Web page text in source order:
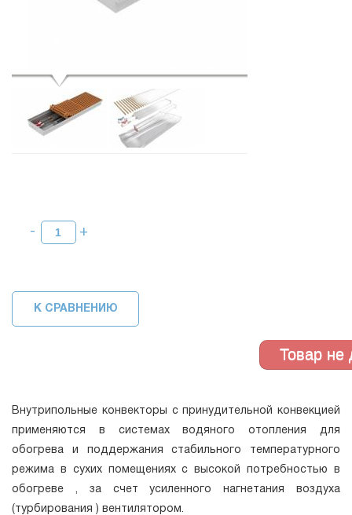
К СРАВНЕНИЮ
Внутрипольные конвекторы с принудительной конвекцией
применяются в системах водяного отопления для
обогрева и поддержания стабильного температурного
режима в сухих помещениях с высокой потребностью в
обогреве , за счет усиленного нагнетания воздуха
(турбирования ) вентилятором.